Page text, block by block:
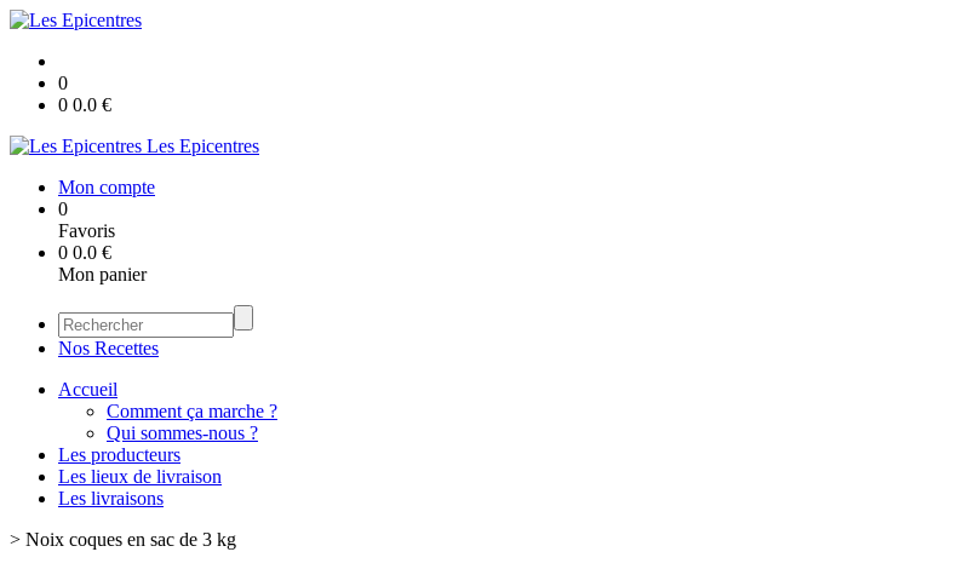
0
0 0.0 €
Les Epicentres
Mon compte
0
Favoris
0 0.0 €
Mon panier
Nos Recettes
Accueil
Comment ça marche ?
Qui sommes-nous ?
Les producteurs
Les lieux de livraison
Les livraisons
> Noix coques en sac de 3 kg